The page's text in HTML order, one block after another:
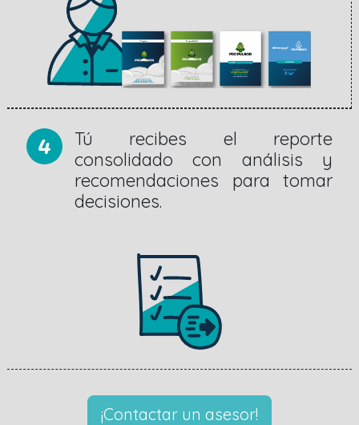
4
Tú recibes el reporte
consolidado con análisis y
recomendaciones para tomar
decisiones.
¡Contactar un asesor!